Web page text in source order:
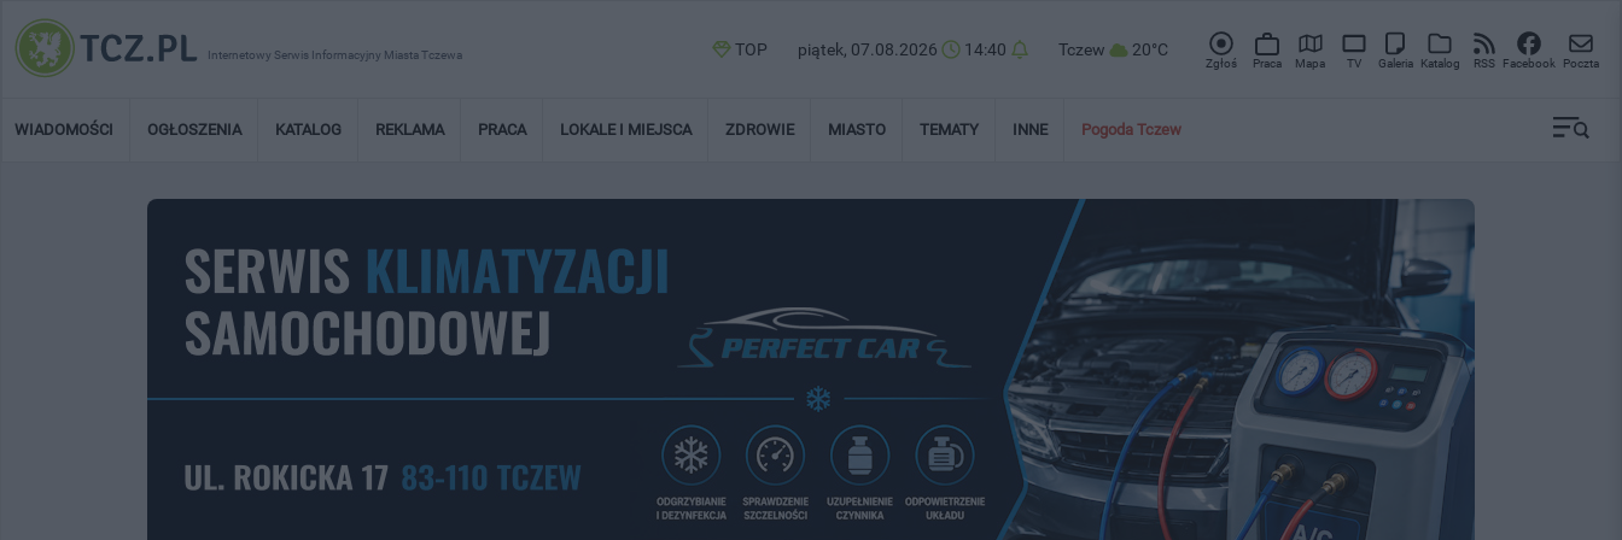
Internetowy Serwis Informacyjny Miasta Tczewa TOP piątek, 07.08.2026 14:40 Tczew 20°C
Zgłoś Praca Mapa TV Galeria Katalog RSS Facebook Poczta
WIADOMOŚCI OGŁOSZENIA KATALOG REKLAMA PRACA LOKALE I MIEJSCA ZDROWIE MIASTO TEMATY INNE Pogoda Tczew